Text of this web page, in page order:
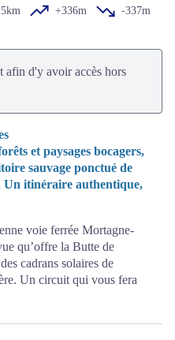
+336m
-337m
afin d'y avoir accès hors
et paysages bocagers,
sauvage ponctué de
Un itinéraire authentique,
voie ferrée Mortagne-
qu’offre la Butte de
cadrans solaires de
Un circuit qui vous fera